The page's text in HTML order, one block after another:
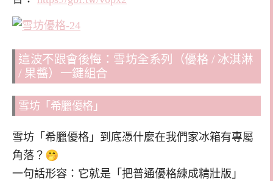
這波不跟會後悔：雪坊全系列（優格 / 冰淇淋
/ 果醬）一鍵組合
雪坊「希臘優格」
雪坊「希臘優格」到底憑什麼在我們家冰箱有專屬
角落？🤭
一句話形容：它就是「把普通優格練成精壯版」